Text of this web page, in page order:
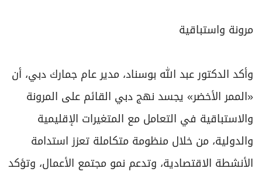
مرونة واستباقية
وأكد الدكتور عبد الله بوسناد، مدير عام جمارك دبي، أن
«الممر الأخضر» يجسد نهج دبي القائم على المرونة
والاستباقية في التعامل مع المتغيرات الإقليمية
والدولية، من خلال منظومة متكاملة تعزز استدامة
الأنشطة الاقتصادية، وتدعم نمو مجتمع الأعمال، وتؤكد